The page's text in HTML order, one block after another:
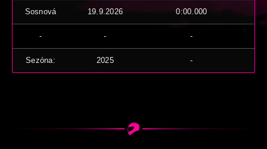
Sosnová 19.9.2026 0:00.000
- - -
Sezóna: 2025 -